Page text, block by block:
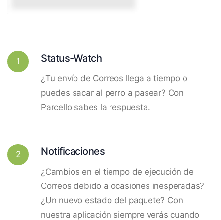
1 Status-Watch
¿Tu envío de Correos llega a tiempo o
puedes sacar al perro a pasear? Con
Parcello sabes la respuesta.
2 Notificaciones
¿Cambios en el tiempo de ejecución de
Correos debido a ocasiones inesperadas?
¿Un nuevo estado del paquete? Con
nuestra aplicación siempre verás cuando